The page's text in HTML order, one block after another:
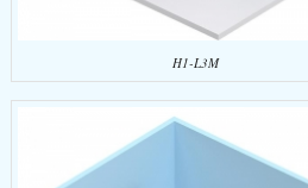
H1-L3M